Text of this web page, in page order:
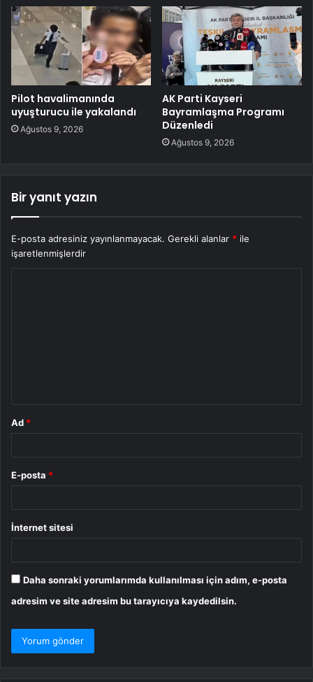
Pilot havalimanında
uyuşturucu ile yakalandı
Ağustos 9, 2026
AK Parti Kayseri
Bayramlaşma Programı
Düzenledi
Ağustos 9, 2026
Bir yanıt yazın
E-posta adresiniz yayınlanmayacak. Gerekli alanlar * ile
işaretlenmişlerdir
Ad *
E-posta *
İnternet sitesi
Daha sonraki yorumlarımda kullanılması için adım, e-posta
adresim ve site adresim bu tarayıcıya kaydedilsin.